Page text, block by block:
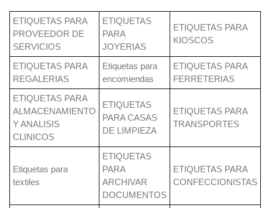
ETIQUETAS PARA
PROVEEDOR DE
SERVICIOS
ETIQUETAS
PARA
JOYERIAS
ETIQUETAS PARA
KIOSCOS
ETIQUETAS PARA
REGALERIAS
Etiquetas para
encomiendas
ETIQUETAS PARA
FERRETERIAS
ETIQUETAS PARA
ALMACENAMIENTO
Y ANALISIS
CLINICOS
ETIQUETAS
PARA CASAS
DE LIMPIEZA
ETIQUETAS PARA
TRANSPORTES
Etiquetas para
textiles
ETIQUETAS
PARA
ARCHIVAR
DOCUMENTOS
ETIQUETAS PARA
CONFECCIONISTAS